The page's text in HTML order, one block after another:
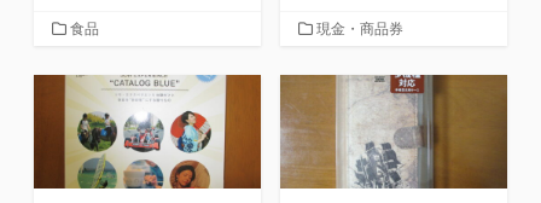
カ
ゴ
リ
食品
カ
ゴ
リ
現金・商品券